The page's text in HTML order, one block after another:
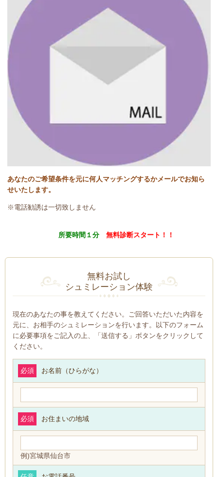
あなたのご希望条件を元に何人マッチングするかメールでお知ら
せいたします。
※電話勧誘は一切致しません
所要時間 １分 無料診断スタート！！
無料お試し
シュミレーション体験
現在のあなたの事を教えてください。ご回答いただいた内容を
元に、お相手のシュミレーションを行います。以下のフォーム
に必要事項をご記入の上、「送信する」ボタンをクリックして
ください。
お名前（ひらがな）
必須
お住まいの地域
必須
例)宮城県仙台市